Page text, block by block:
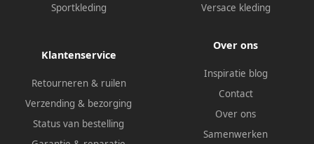
Sportkleding
Versace kleding
Klantenservice
Retourneren & ruilen
Verzending & bezorging
Status van bestelling
Over ons
Inspiratie blog
Contact
Over ons
Samenwerken